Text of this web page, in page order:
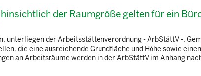
der Raumgröße gelten für ein
unterliegen der Arbeitsstättenverordnung - ArbStättV -.
die eine ausreichende Grundfläche und Höhe sowie
an Arbeitsräume werden in der ArbStättV im Anhang